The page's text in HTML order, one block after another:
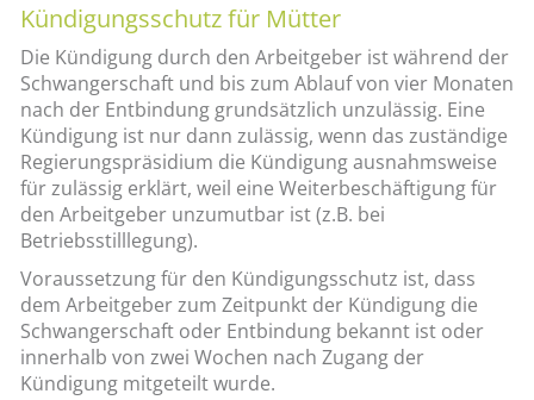
Kündigungsschutz für Mütter
Die Kündigung durch den Arbeitgeber ist während der
Schwangerschaft und bis zum Ablauf von vier Monaten
nach der Entbindung grundsätzlich unzulässig. Eine
Kündigung ist nur dann zulässig, wenn das zuständige
Regierungspräsidium die Kündigung ausnahmsweise
für zulässig erklärt, weil eine Weiterbeschäftigung für
den Arbeitgeber unzumutbar ist (z.B. bei
Betriebsstilllegung).
Voraussetzung für den Kündigungsschutz ist, dass
dem Arbeitgeber zum Zeitpunkt der Kündigung die
Schwangerschaft oder Entbindung bekannt ist oder
innerhalb von zwei Wochen nach Zugang der
Kündigung mitgeteilt wurde.